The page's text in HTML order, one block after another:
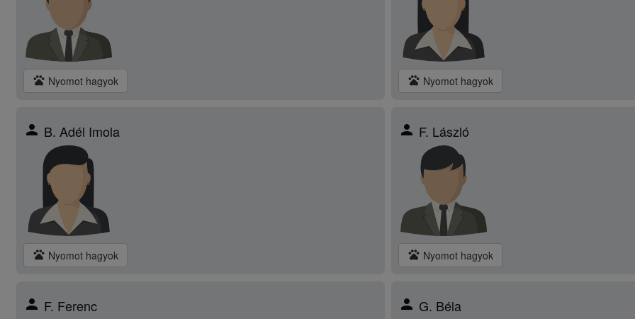
pets Nyomot hagyok pets Nyomot hagyok
person B. Adél Imola
pets Nyomot hagyok
person F. László
pets Nyomot hagyok
person F. Ferenc person G. Béla